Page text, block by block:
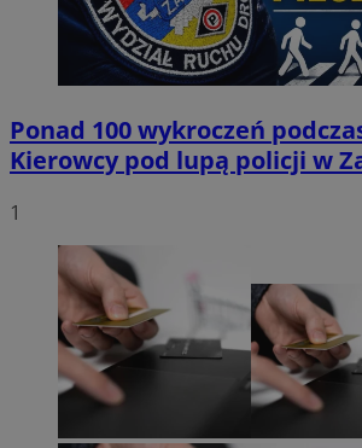
Ponad 100 wykroczeń
Kierowcy pod lupą policji w
1